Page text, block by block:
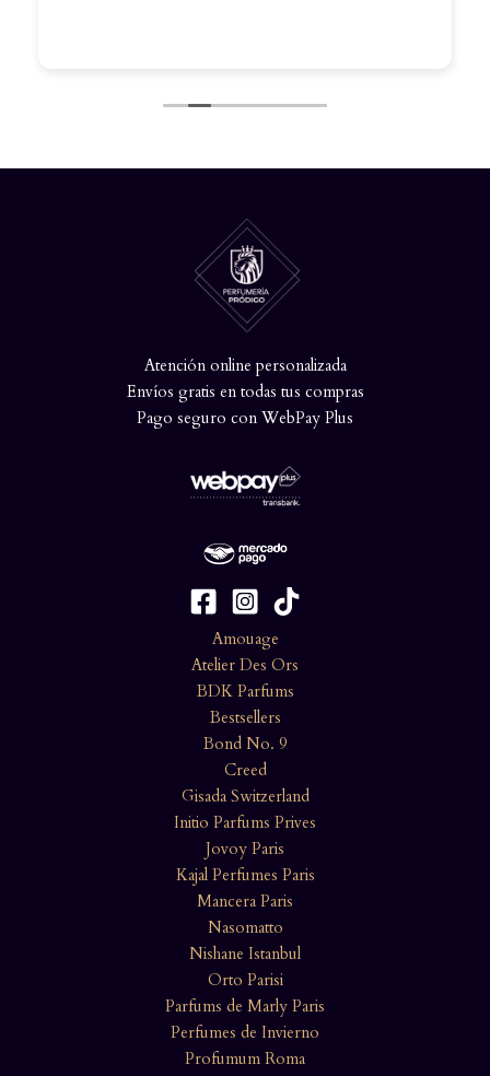
Atención online personalizada
Envíos gratis en todas tus compras
Pago seguro con WebPay Plus
Amouage
Atelier Des Ors
BDK Parfums
Bestsellers
Bond No. 9
Creed
Gisada Switzerland
Initio Parfums Prives
Jovoy Paris
Kajal Perfumes Paris
Mancera Paris
Nasomatto
Nishane Istanbul
Orto Parisi
Parfums de Marly Paris
Perfumes de Invierno
Profumum Roma